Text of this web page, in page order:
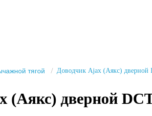
тягой Доводчик Ajax (Аякс) дверной
(Аякс) дверной